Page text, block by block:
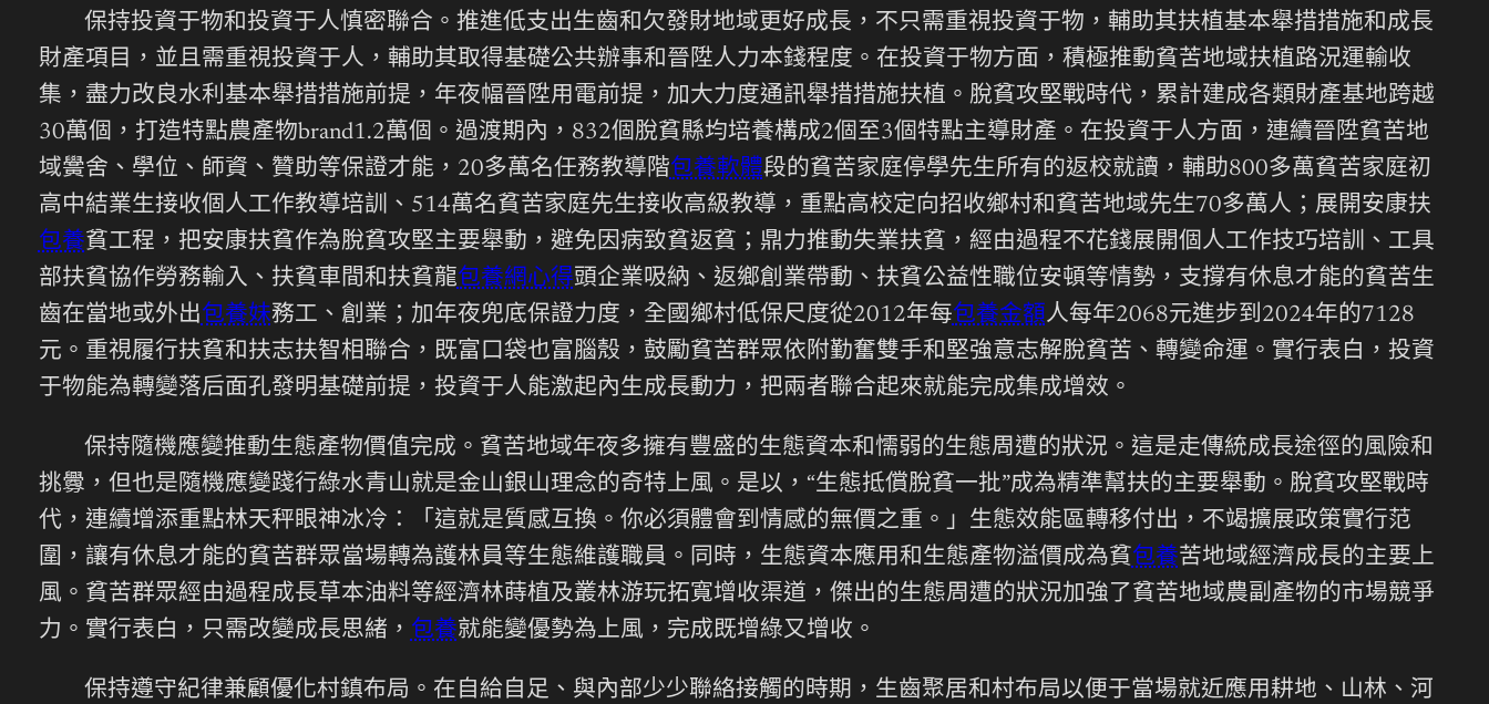
保持投資于物和投資于人慎密聯合。推進低支出生齒和欠發財地域更好成長，不只需重視投資于物，輔助其扶植基本舉措措施和成長
財產項目，並且需重視投資于人，輔助其取得基礎公共辦事和晉陞人力本錢程度。在投資于物方面，積極推動貧苦地域扶植路況運輸收
集，盡力改良水利基本舉措措施前提，年夜幅晉陞用電前提，加大力度通訊舉措措施扶植。脫貧攻堅戰時代，累計建成各類財產基地跨越
30萬個，打造特點農產物brand1.2萬個。過渡期內，832個脫貧縣均培養構成2個至3個特點主導財產。在投資于人方面，連續晉陞貧苦地
域黌舍、學位、師資、贊助等保證才能，20多萬名任務教導階包養軟體段的貧苦家庭停學先生所有的返校就讀，輔助800多萬貧苦家庭初
高中結業生接收個人工作教導培訓、514萬名貧苦家庭先生接收高級教導，重點高校定向招收鄉村和貧苦地域先生70多萬人；展開安康扶
包養貧工程，把安康扶貧作為脫貧攻堅主要舉動，避免因病致貧返貧；鼎力推動失業扶貧，經由過程不花錢展開個人工作技巧培訓、工具
部扶貧協作勞務輸入、扶貧車間和扶貧龍包養網心得頭企業吸納、返鄉創業帶動、扶貧公益性職位安頓等情勢，支撐有休息才能的貧苦生
齒在當地或外出包養妹務工、創業；加年夜兜底保證力度，全國鄉村低保尺度從2012年每包養金額人每年2068元進步到2024年的7128
元。重視履行扶貧和扶志扶智相聯合，既富口袋也富腦殼，鼓勵貧苦群眾依附勤奮雙手和堅強意志解脫貧苦、轉變命運。實行表白，投資
于物能為轉變落后面孔發明基礎前提，投資于人能激起內生成長動力，把兩者聯合起來就能完成集成增效。
保持隨機應變推動生態產物價值完成。貧苦地域年夜多擁有豐盛的生態資本和懦弱的生態周遭的狀況。這是走傳統成長途徑的風險和
挑釁，但也是隨機應變踐行綠水青山就是金山銀山理念的奇特上風。是以，“生態抵償脫貧一批”成為精準幫扶的主要舉動。脫貧攻堅戰時
代，連續增添重點林天秤眼神冰冷：「這就是質感互換。你必須體會到情感的無價之重。」生態效能區轉移付出，不竭擴展政策實行范
圍，讓有休息才能的貧苦群眾當場轉為護林員等生態維護職員。同時，生態資本應用和生態產物溢價成為貧包養苦地域經濟成長的主要上
風。貧苦群眾經由過程成長草本油料等經濟林蒔植及叢林游玩拓寬增收渠道，傑出的生態周遭的狀況加強了貧苦地域農副產物的市場競爭
力。實行表白，只需改變成長思緒， 包養就能變優勢為上風，完成既增綠又增收。
保持遵守紀律兼顧優化村鎮布局。在自給自足、與內部少少聯絡接觸的時期，生齒聚居和村布局以便于當場就近應用耕地、山林、河